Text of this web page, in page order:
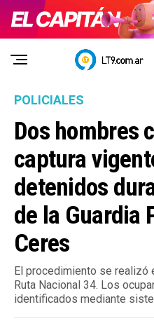
POLICIALES
Dos hombres
captura
detenidos
de la Guardia
Ceres
El procedimiento se realizó
Ruta Nacional 34. Los
identificados mediante